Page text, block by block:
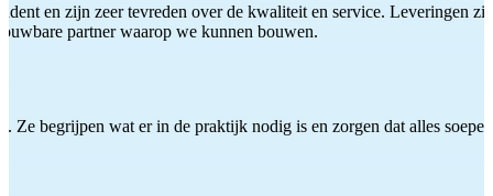
en zijn zeer tevreden over de kwaliteit en service. Leveringen
partner waarop we kunnen bouwen.
Ze begrijpen wat er in de praktijk nodig is en zorgen dat alles